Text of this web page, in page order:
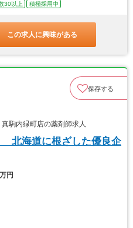
30以上 積極採用中
この求人に興味がある
保存する
駒内緑町店の薬剤師求人
北海道に根ざした優良企
円